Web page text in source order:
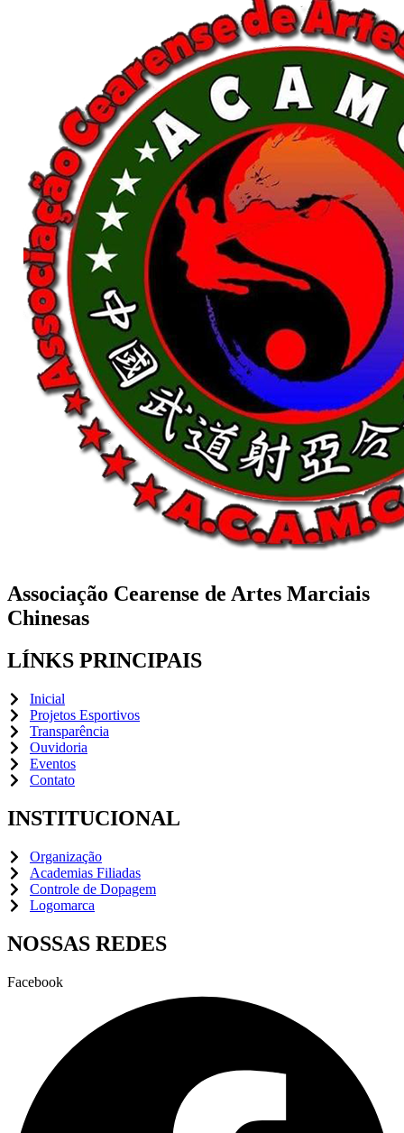
Associação Cearense de Artes Marciais
Chinesas
LÍNKS PRINCIPAIS
Inicial
Projetos Esportivos
Transparência
Ouvidoria
Eventos
Contato
INSTITUCIONAL
Organização
Academias Filiadas
Controle de Dopagem
Logomarca
NOSSAS REDES
Facebook